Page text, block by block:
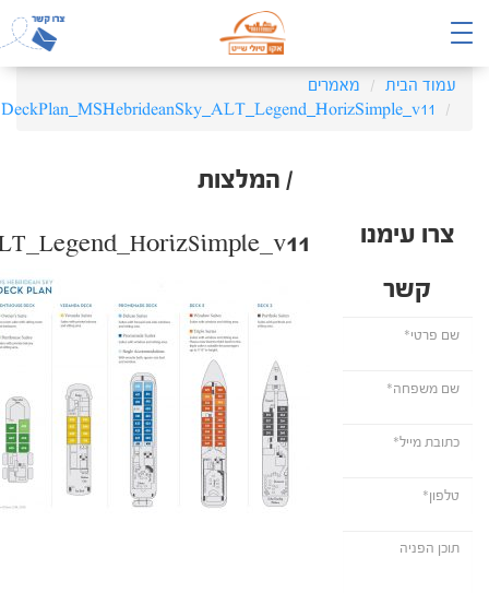
עמוד הבית
מאמרים
DeckPlan_MSHebrideanSky_ALT_Legend_HorizSimple_v11
/ המלצות
צרו עימנו
קשר